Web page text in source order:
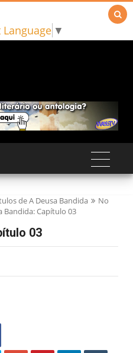
Language ▼

de A Deusa Bandida
No
Bandida: Capítulo 03
03